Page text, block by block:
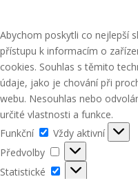
Abychom poskytli co nejlepší
přístupu k informacím o
cookies. Souhlas s těmito
údaje, jako je chování při
webu. Nesouhlas nebo
určité vlastnosti a funkce.
Funkční
Funkční
Vždy aktivní
Předvolby
Předvolby
Statistické
Statistické